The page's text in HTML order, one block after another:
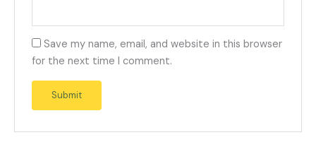
Save my name, email, and website in this browser
for the next time I comment.